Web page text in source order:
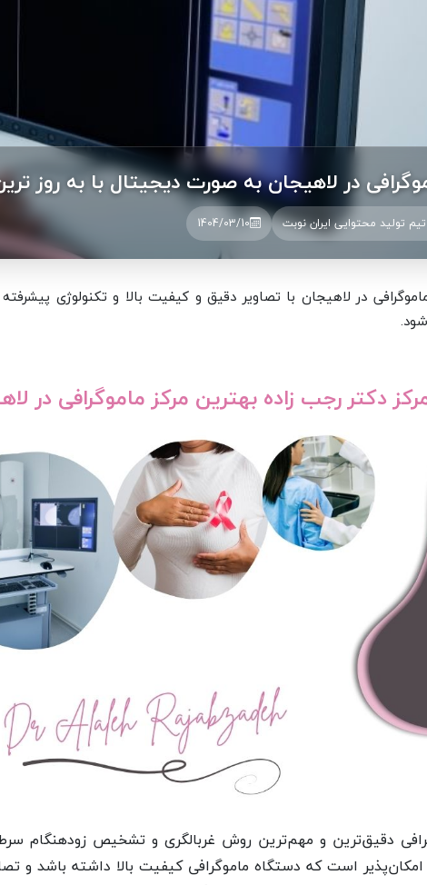
در لاهیجان به صورت دیجیتال با به روز
تیم تولید محتوایی ایران نوبت 1404/03/10
در لاهیجان با تصاویر دقیق و کیفیت بالا و تکنولوژی
دکتر رجب زاده بهترین مرکز ماموگرافی در
دقیق‌ترین و مهم‌ترین روش غربالگری و تشخیص زودهنگام
امکان‌پذیر است که دستگاه ماموگرافی کیفیت بالا داشته باشد